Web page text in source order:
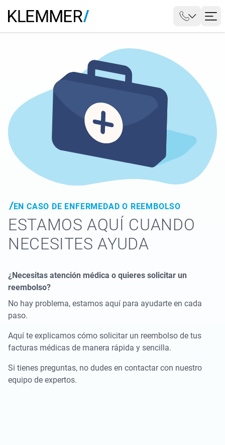
EN CASO DE ENFERMEDAD O REEMBOLSO
ESTAMOS AQUÍ CUANDO
NECESITES AYUDA
¿Necesitas atención médica o quieres solicitar un
reembolso?
No hay problema, estamos aquí para ayudarte en cada
paso.
Aquí te explicamos cómo solicitar un reembolso de tus
facturas médicas de manera rápida y sencilla.
Si tienes preguntas, no dudes en contactar con nuestro
equipo de expertos.